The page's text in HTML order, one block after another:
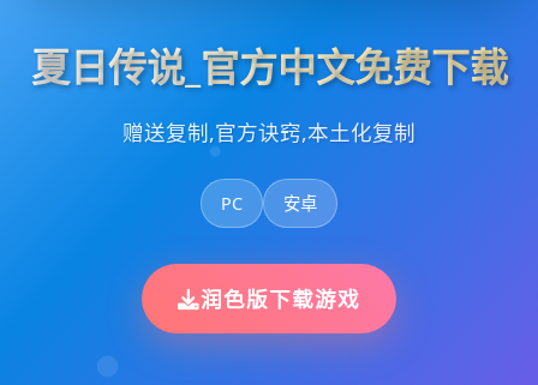
夏日传说_官方中文免费下载
赠送复制,官方诀窍,本土化复制
PC 安卓
润色版下载游戏